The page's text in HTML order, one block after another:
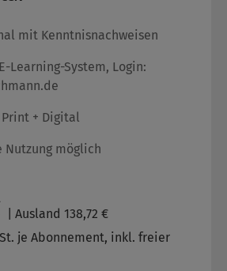
mit Kenntnisnachweisen
Learning-System, Login:
+ Digital
möglich
| Ausland 138,72 €
je Abonnement, inkl. freier